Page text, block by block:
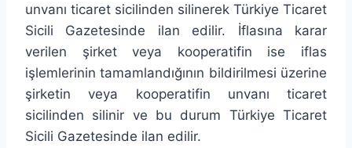
unvanı ticaret sicilinden silinerek Türkiye Ticaret
Sicili Gazetesinde ilan edilir. İflasına karar
verilen şirket veya kooperatifin ise iflas
işlemlerinin tamamlandığının bildirilmesi üzerine
şirketin veya kooperatifin unvanı ticaret
sicilinden silinir ve bu durum Türkiye Ticaret
Sicili Gazetesinde ilan edilir.